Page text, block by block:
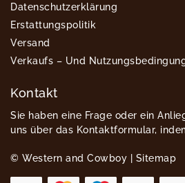
Datenschutzerklärung
Erstattungspolitik
Versand
Verkaufs – Und
Kontakt
Sie haben eine Frage oder ein
uns über das Kontaktformular,
© Western and Cowboy | Sitemap